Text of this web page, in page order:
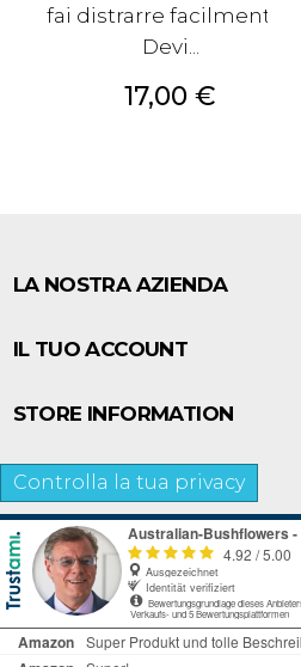
fai distrarre facilmente?
Devi...
Prezzo
17,00 €
LA NOSTRA AZIENDA
IL TUO ACCOUNT
STORE INFORMATION
Controlla la tua privacy